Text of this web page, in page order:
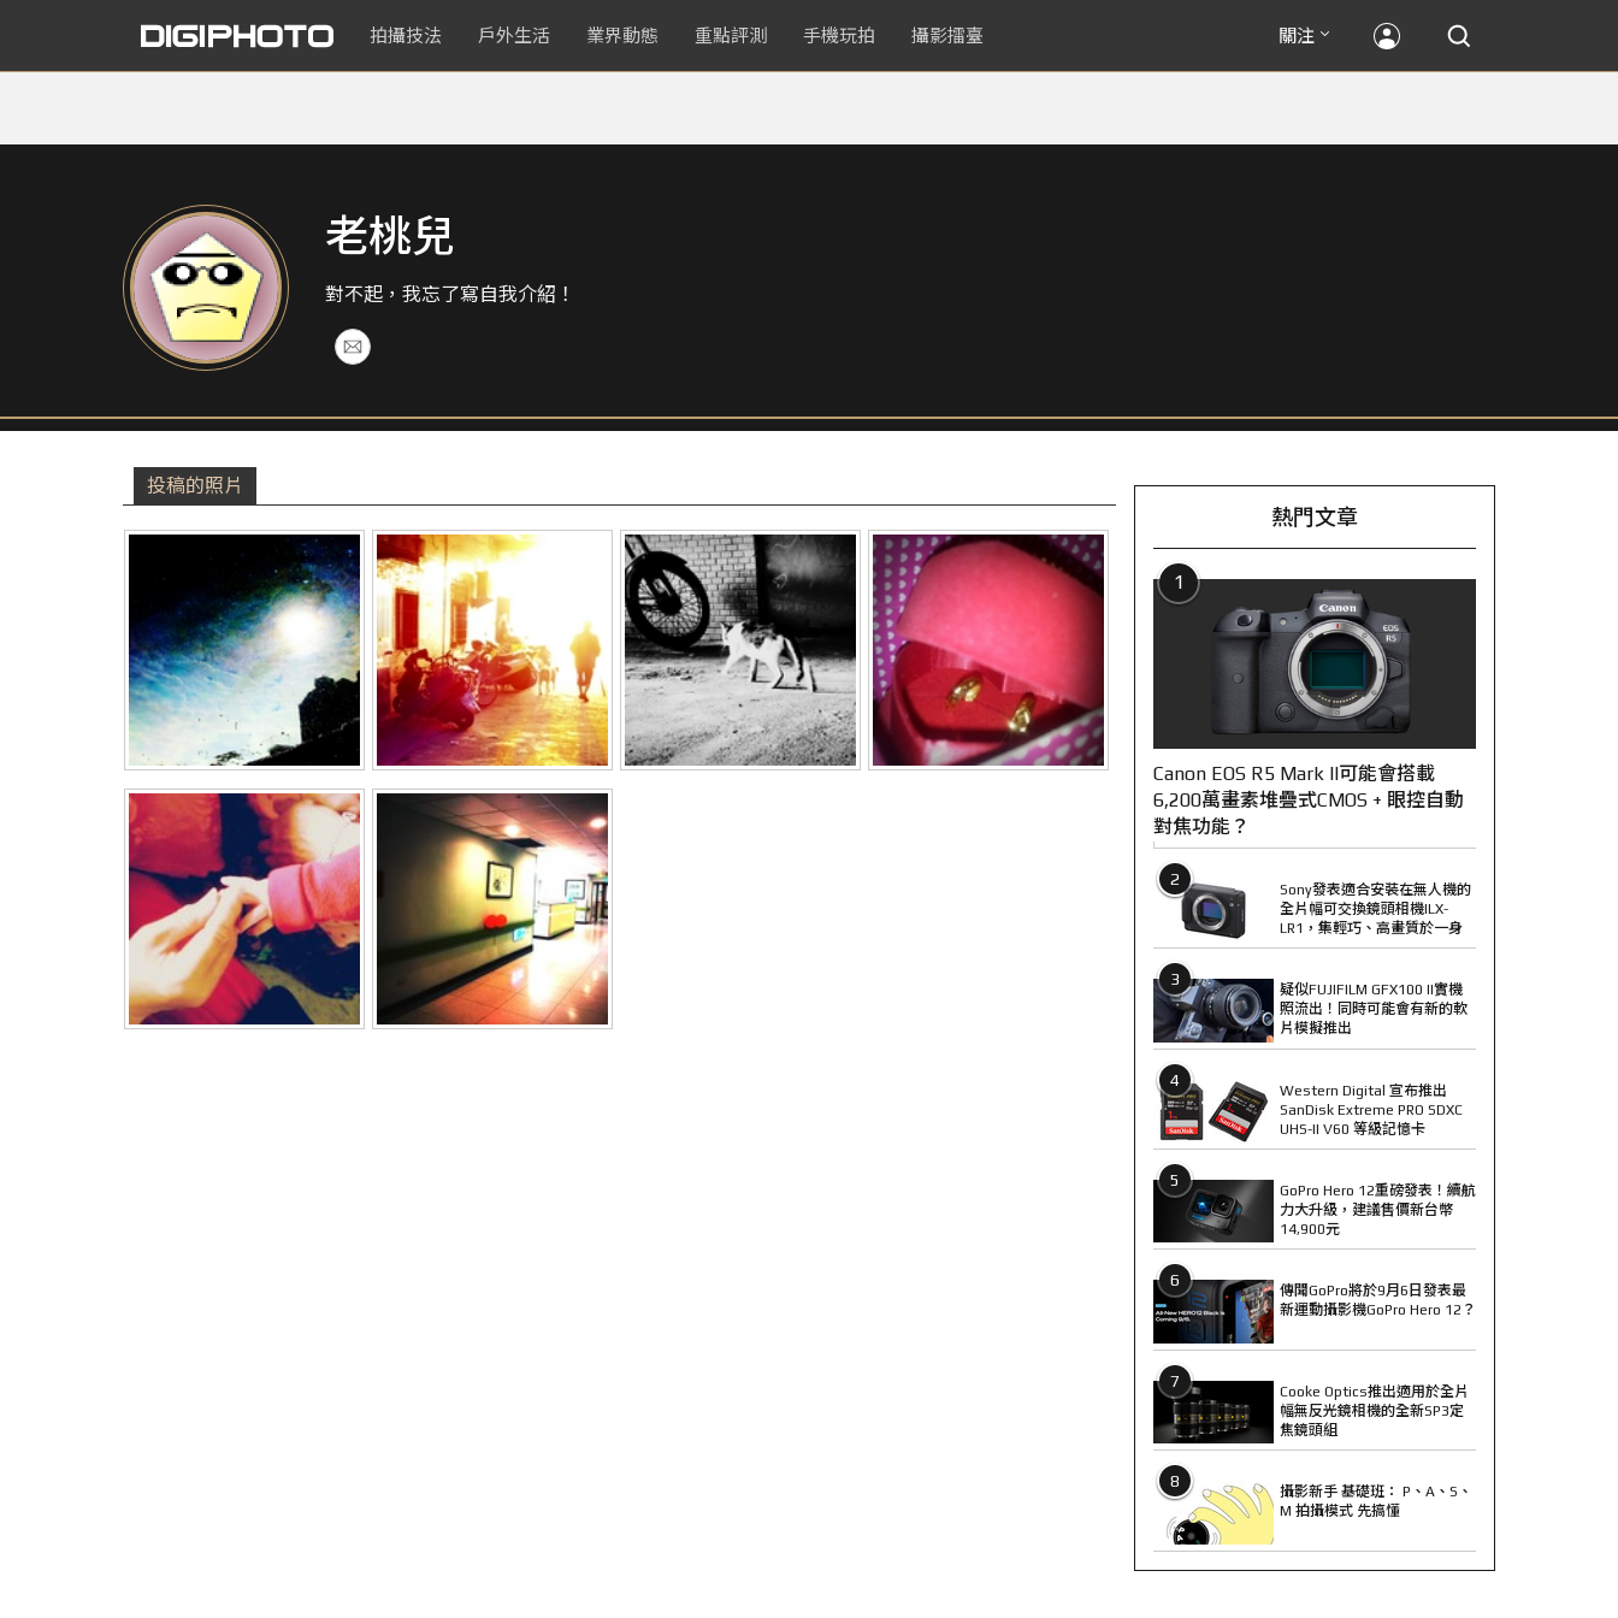
拍攝技法 戶外生活 業界動態 重點評測 手機玩拍 攝影擂臺 關注
老桃兒
對不起，我忘了寫自我介紹！
投稿的照片
熱門文章
1
Canon EOS R5 Mark II可能會搭載
6,200萬畫素堆疊式CMOS + 眼控自動
對焦功能？
2
Sony發表適合安裝在無人機的
全片幅可交換鏡頭相機ILX-
LR1，集輕巧、高畫質於一身
3
疑似FUJIFILM GFX100 II實機
照流出！同時可能會有新的軟
片模擬推出
4
Western Digital 宣布推出
SanDisk Extreme PRO SDXC
UHS-II V60 等級記憶卡
5
GoPro Hero 12重磅發表！續航
力大升級，建議售價新台幣
14,900元
6
傳聞GoPro將於9月6日發表最
新運動攝影機GoPro Hero 12？
7
Cooke Optics推出適用於全片
幅無反光鏡相機的全新SP3定
焦鏡頭組
8
攝影新手 基礎班： P、A、S、
M 拍攝模式 先搞懂